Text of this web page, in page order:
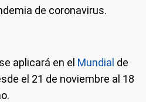
de coronavirus.
aplicará en el Mundial de
el 21 de noviembre al 18